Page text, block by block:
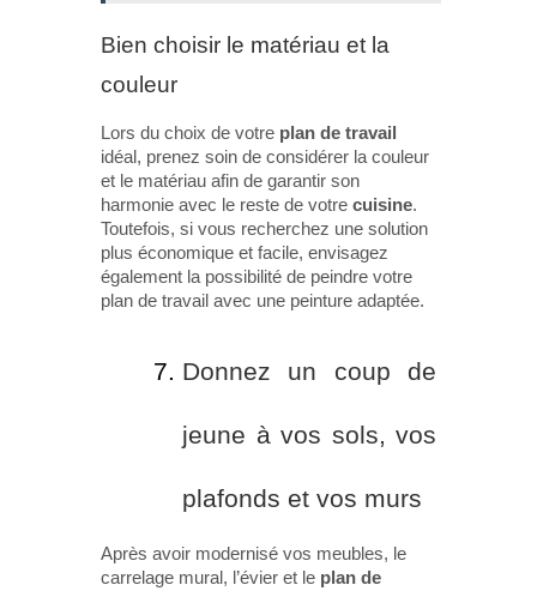
Bien choisir le matériau et la
couleur
Lors du choix de votre plan de travail
idéal, prenez soin de considérer la couleur
et le matériau afin de garantir son
harmonie avec le reste de votre cuisine.
Toutefois, si vous recherchez une solution
plus économique et facile, envisagez
également la possibilité de peindre votre
plan de travail avec une peinture adaptée.
Donnez un coup de
jeune à vos sols, vos
plafonds et vos murs
Après avoir modernisé vos meubles, le
carrelage mural, l’évier et le plan de